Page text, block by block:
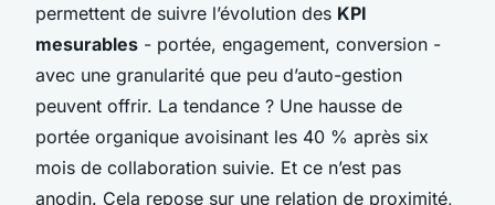
permettent de suivre l’évolution des KPI
mesurables - portée, engagement, conversion -
avec une granularité que peu d’auto-gestion
peuvent offrir. La tendance ? Une hausse de
portée organique avoisinant les 40 % après six
mois de collaboration suivie. Et ce n’est pas
anodin. Cela repose sur une relation de proximité,